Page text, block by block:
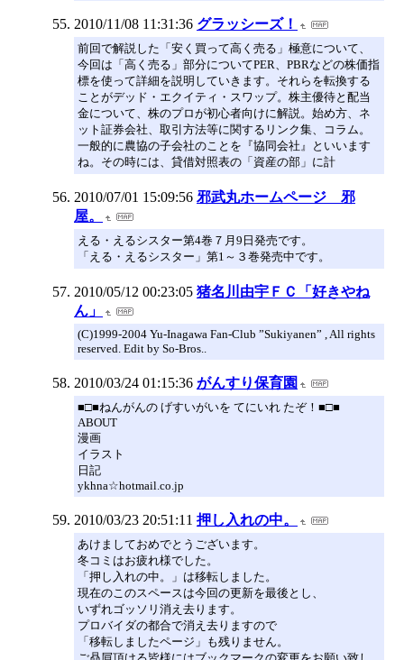
2010/11/08 11:31:36 グラッシーズ！
前回で解説した「安く買って高く売る」極意について、
今回は「高く売る」部分についてPER、PBRなどの株価指
標を使って詳細を説明していきます。それらを転換する
ことがデッド・エクイティ・スワップ。株主優待と配当
金について、株のプロが初心者向けに解説。始め方、ネ
ット証券会社、取引方法等に関するリンク集、コラム。
一般的に農協の子会社のことを『協同会社』といいます
ね。その時には、貸借対照表の「資産の部」に計
2010/07/01 15:09:56 邪武丸ホームページ 邪
屋。
える・えるシスター第4巻７月9日発売です。
「える・えるシスター」第1～３巻発売中です。
2010/05/12 00:23:05 猪名川由宇ＦＣ「好きやね
ん」
(C)1999-2004 Yu-Inagawa Fan-Club ”Sukiyanen” , All rights
reserved. Edit by So-Bros..
2010/03/24 01:15:36 がんすり保育園
■□■ねんがんの げすいがいを てにいれ たぞ！■□■
ABOUT
漫画
イラスト
日記
ykhna☆hotmail.co.jp
2010/03/23 20:51:11 押し入れの中。
あけましておめでとうございます。
冬コミはお疲れ様でした。
「押し入れの中。」は移転しました。
現在のこのスペースは今回の更新を最後とし、
いずれゴッソリ消え去ります。
プロバイダの都合で消え去りますので
「移転しましたページ」も残りません。